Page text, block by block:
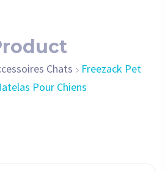
Chats
Freezack Pet
Pour Chiens